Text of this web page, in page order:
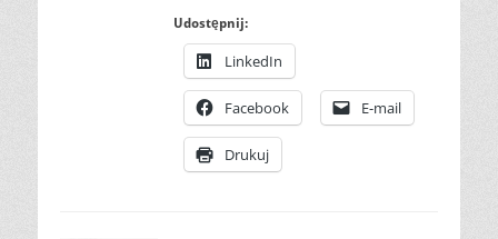
Udostępnij:
LinkedIn
Facebook E-mail
Drukuj